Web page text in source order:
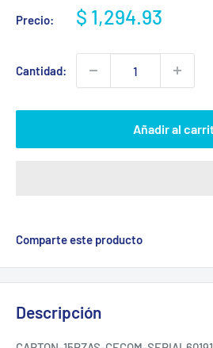
Precio:
Precio
venta
$ 1,294.93
Cantidad:
Añadir al
Comparte este producto
Descripción